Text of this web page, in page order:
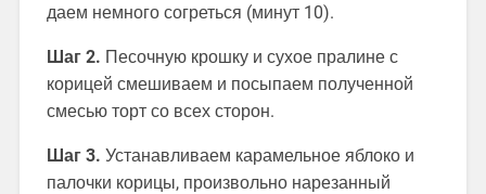
даем немного согреться (минут 10).
Шаг 2. Песочную крошку и сухое пралине с
корицей смешиваем и посыпаем полученной
смесью торт со всех сторон.
Шаг 3. Устанавливаем карамельное яблоко и
палочки корицы, произвольно нарезанный